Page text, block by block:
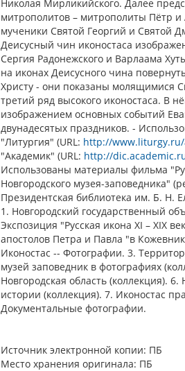
Николая Мирликийского. Далее
митрополитов – митрополиты Пётр
мученики Святой Георгий и Святой
Деисусный чин иконостаса
Сергия Радонежского и Варлаама
на иконах Деисусного чина
Христу - они показаны молящимися
третий ряд высокого иконостаса. В
изображением основных событий
двунадесятых праздников. -
"Литургия" (URL: http://www.liturgy.ru/
"Академик" (URL: http://
Использованы материалы фильма
Новгородского музея-заповедника"
Президентская библиотека им. Б. Н.
1. Новгородский государственный
Экспозиция "Русская икона XI – XIX
апостолов Петра и Павла "в
Иконостас -- Фотографии. 3.
музей заповедник в фотографиях
Новгородская область (коллекция).
истории (коллекция). 7. Иконостас
Документальные фотографии.
Источник электронной копии: ПБ
Место хранения оригинала: ПБ